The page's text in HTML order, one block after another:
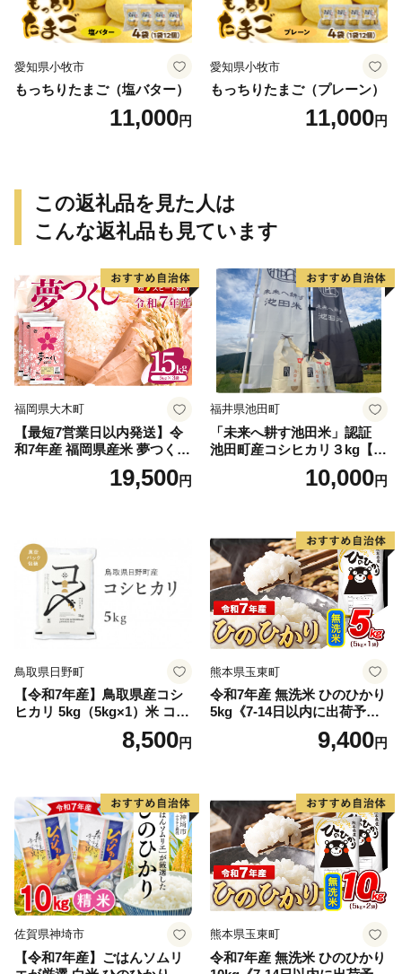
愛知県小牧市
もっちりたまご（塩バター）
11,000円
愛知県小牧市
もっちりたまご（プレーン）
11,000円
この返礼品を見た人は
こんな返礼品も見ています
福岡県大木町
【最短7営業日以内発送】令
和7年産 福岡県産米 夢つくし
15kg 精米 ※北海道・沖縄・
19,500円
福井県池田町
「未来へ耕す池田米」認証
池田町産コシヒカリ３kg【お
1人様につき３セットまで】
10,000円
鳥取県日野町
【令和7年産】鳥取県産コシ
ヒカリ 5kg（5kg×1）米 コシ
ヒカリ こしひかり お米 白米
精米 5キロ おこめ こめ コメ
野町産 Elevation
8,500円
熊本県玉東町
令和7年産 無洗米 ひのひかり
5kg《7-14日以内に出荷予定
(土日祝除く)》コメ 米 無洗米
高レビュー｜人気米 熊本県
9,400円
佐賀県神埼市
【令和7年産】ごはんソムリ
熊本県玉東町
令和7年産 無洗米 ひのひかり